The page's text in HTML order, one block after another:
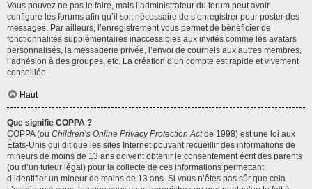
Vous pouvez ne pas le faire, mais l’administrateur du forum peut avoir
configuré les forums afin qu’il soit nécessaire de s’enregistrer pour poster des
messages. Par ailleurs, l’enregistrement vous permet de bénéficier de
fonctionnalités supplémentaires inaccessibles aux invités comme les avatars
personnalisés, la messagerie privée, l’envoi de courriels aux autres membres,
l’adhésion à des groupes, etc. La création d’un compte est rapide et vivement
conseillée.
Haut
Que signifie COPPA ?
COPPA (ou Children’s Online Privacy Protection Actde 1998) est une loi aux
États-Unis qui dit que les sites Internet pouvant recueillir des informations de
mineurs de moins de 13 ans doivent obtenir le consentement écrit des parents
(ou d’un tuteur légal) pour la collecte de ces informations permettant
d’identifier un mineur de moins de 13 ans. Si vous n’êtes pas sûr que cela